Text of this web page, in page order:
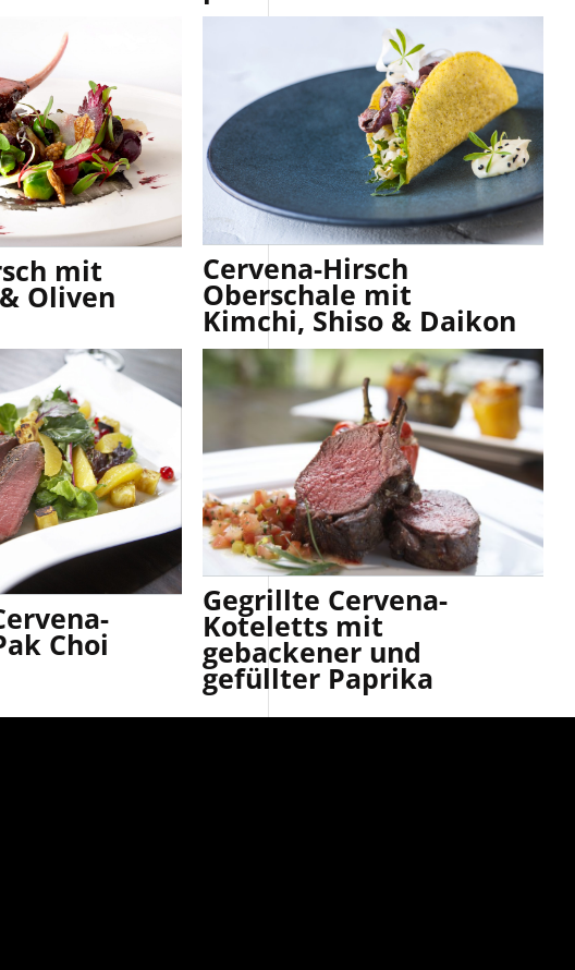
mit
Oliven
Cervena-Hirsch
Oberschale mit
Kimchi, Shiso & Daikon
Choi
Gegrillte Cervena-
Koteletts mit
gebackener und
gefüllter Paprika